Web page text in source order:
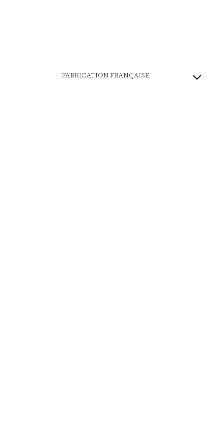
FABRICATION FRANÇAISE